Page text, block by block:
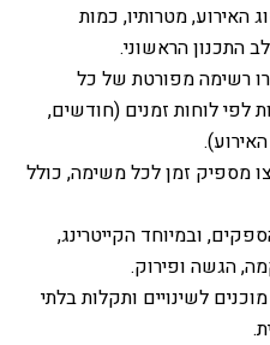
האירוע, מטרותיו, כמות
התכנון הראשוני.
רשימה מפורטת של כל
לפי לוחות זמנים (חודשים,
מספיק זמן לכל משימה, כולל
ובמיוחד הקייטרינג,
הגשה ופירוק.
מוכנים לשינויים ותקלות בלתי